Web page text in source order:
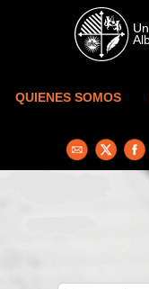
Skip to main content
QUIENES SOMOS